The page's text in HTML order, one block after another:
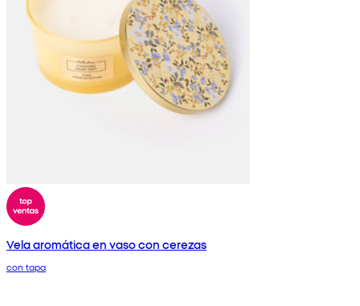
Vela aromática en vaso con cerezas
con tapa